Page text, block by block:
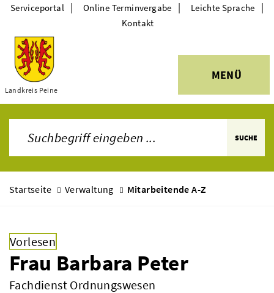
Themen
Landkreis Peine
MENÜ
Serviceportal | Online Terminvergabe | Leichte Sprache |
Kontakt
SUCHE
Startseite Verwaltung Mitarbeitende A-Z
Vorlesen
Frau Barbara Peter
Fachdienst Ordnungswesen